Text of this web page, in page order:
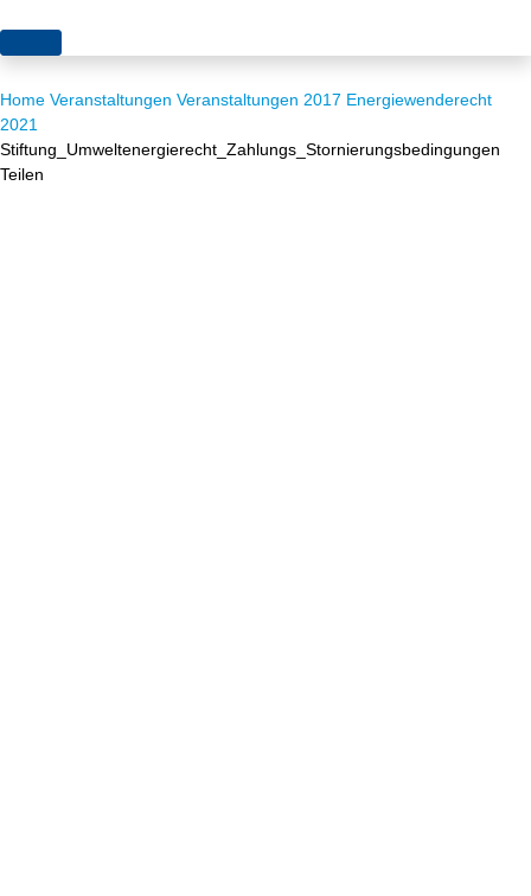
Themen
Akzeptanz
Europa
Projekte
Publikationen
Home Veranstaltungen Veranstaltungen 2017 Energiewenderecht
2021
Stiftung_Umweltenergierecht_Zahlungs_Stornierungsbedingungen
Teilen